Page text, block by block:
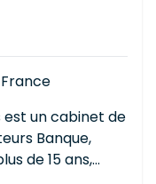
est un cabinet de
Banque,
de 15 ans,